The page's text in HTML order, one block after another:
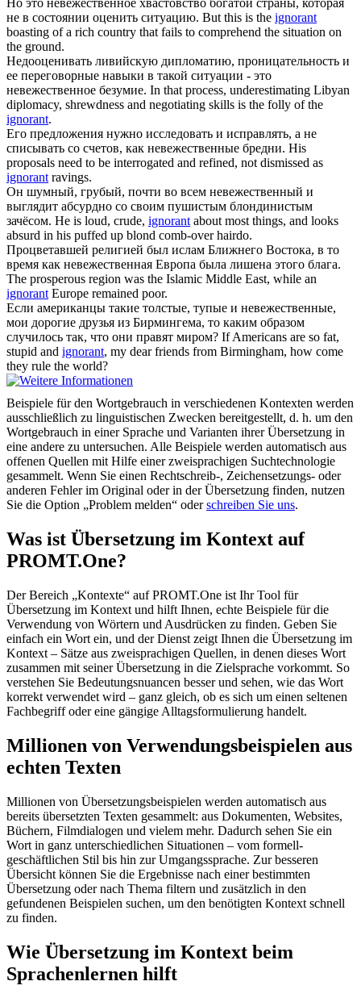
Но это невежественное хвастовство богатой страны, которая
не в состоянии оценить ситуацию. But this is the ignorant
boasting of a rich country that fails to comprehend the situation on
the ground.
Недооценивать ливийскую дипломатию, проницательность и
ее переговорные навыки в такой ситуации - это
невежественное безумие. In that process, underestimating Libyan
diplomacy, shrewdness and negotiating skills is the folly of the
ignorant.
Его предложения нужно исследовать и исправлять, а не
списывать со счетов, как невежественные бредни. His
proposals need to be interrogated and refined, not dismissed as
ignorantravings.
Он шумный, грубый, почти во всем невежественный и
выглядит абсурдно со своим пушистым блондинистым
зачёсом. He is loud, crude, ignorantabout most things, and looks
absurd in his puffed up blond comb-over hairdo.
Процветавшей религией был ислам Ближнего Востока, в то
время как невежественная Европа была лишена этого блага.
The prosperous region was the Islamic Middle East, while an
ignorantEurope remained poor.
Если американцы такие толстые, тупые и невежественные,
мои дорогие друзья из Бирмингема, то каким образом
случилось так, что они правят миром? If Americans are so fat,
stupid and ignorant, my dear friends from Birmingham, how come
they rule the world?
Beispiele für den Wortgebrauch in verschiedenen Kontexten werden
ausschließlich zu linguistischen Zwecken bereitgestellt, d. h. um den
Wortgebrauch in einer Sprache und Varianten ihrer Übersetzung in
eine andere zu untersuchen. Alle Beispiele werden automatisch aus
offenen Quellen mit Hilfe einer zweisprachigen Suchtechnologie
gesammelt. Wenn Sie einen Rechtschreib-, Zeichensetzungs- oder
anderen Fehler im Original oder in der Übersetzung finden, nutzen
Sie die Option „Problem melden“ oderschreiben Sie uns.
Was ist Übersetzung im Kontext auf
PROMT.One?
Der Bereich „Kontexte“ auf PROMT.One ist Ihr Tool für
Übersetzung im Kontext und hilft Ihnen, echte Beispiele für die
Verwendung von Wörtern und Ausdrücken zu finden. Geben Sie
einfach ein Wort ein, und der Dienst zeigt Ihnen die Übersetzung im
Kontext – Sätze aus zweisprachigen Quellen, in denen dieses Wort
zusammen mit seiner Übersetzung in die Zielsprache vorkommt. So
verstehen Sie Bedeutungsnuancen besser und sehen, wie das Wort
korrekt verwendet wird – ganz gleich, ob es sich um einen seltenen
Fachbegriff oder eine gängige Alltagsformulierung handelt.
Millionen von Verwendungsbeispielen aus
echten Texten
Millionen von Übersetzungsbeispielen werden automatisch aus
bereits übersetzten Texten gesammelt: aus Dokumenten, Websites,
Büchern, Filmdialogen und vielem mehr. Dadurch sehen Sie ein
Wort in ganz unterschiedlichen Situationen – vom formell-
geschäftlichen Stil bis hin zur Umgangssprache. Zur besseren
Übersicht können Sie die Ergebnisse nach einer bestimmten
Übersetzung oder nach Thema filtern und zusätzlich in den
gefundenen Beispielen suchen, um den benötigten Kontext schnell
zu finden.
Wie Übersetzung im Kontext beim
Sprachenlernen hilft